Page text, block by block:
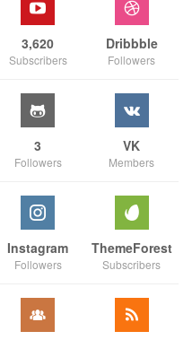
3,620
Subscribers
Dribbble
Followers
3
Followers
VK
Members
Instagram
Followers
ThemeForest
Subscribers